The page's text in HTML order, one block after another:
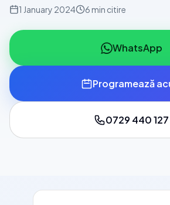
1 January 2024 6 min citire
WhatsApp
Programează
0729 440 127